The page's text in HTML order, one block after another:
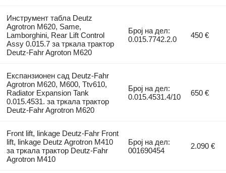
Инструмент табла Deutz
Agrotron M620, Same,
Lamborghini, Rear Lift Control
Assy 0.015.7 за тркала трактор
Deutz-Fahr Agroton M620
Број на дел:
0.015.7742.2.0
450 €
Експанзионен сад Deutz-Fahr
Agrotron M620, M600, Ttv610,
Radiator Expansion Tank
0.015.4531. за тркала трактор
Deutz-Fahr Agrotron M620
Број на дел:
0.015.4531.4/10
650 €
Front lift, linkage Deutz-Fahr Front
lift, linkage Deutz Agrotron M410
за тркала трактор Deutz-Fahr
Agrotron M410
Број на дел:
001690454
2.090 €